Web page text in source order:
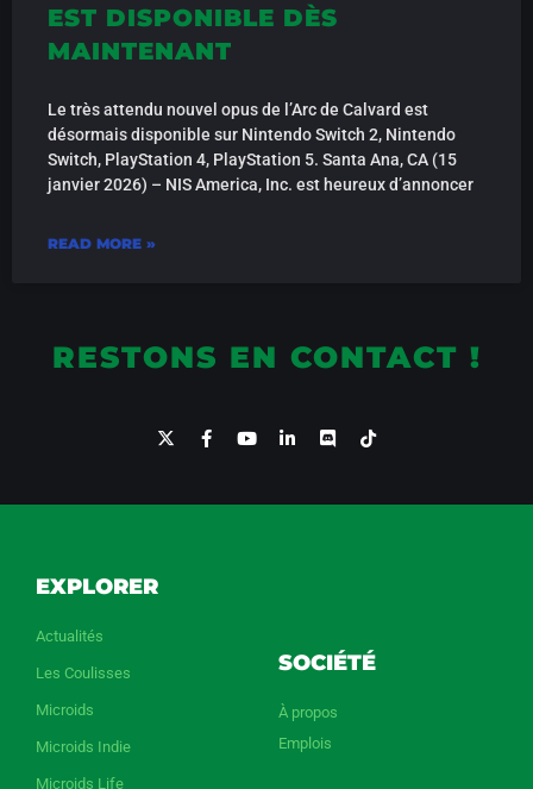
EST DISPONIBLE DÈS
MAINTENANT
Le très attendu nouvel opus de l’Arc de Calvard est
désormais disponible sur Nintendo Switch 2, Nintendo
Switch, PlayStation 4, PlayStation 5. Santa Ana, CA (15
janvier 2026) – NIS America, Inc. est heureux d’annoncer
READ MORE »
RESTONS EN CONTACT !
EXPLORER
Actualités
Les Coulisses
Microids
Microids Indie
Microids Life
SOCIÉTÉ
À propos
Emplois